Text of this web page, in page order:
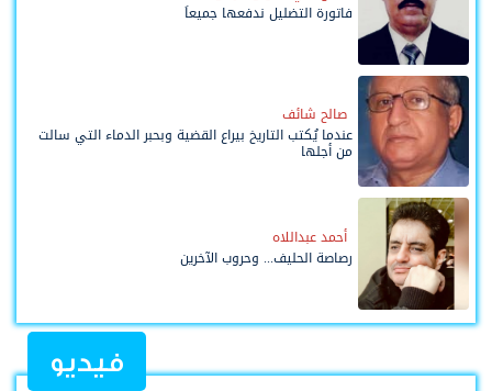
فاتورة التضليل ندفعها جميعاً
صالح شائف
عندما يُكتب التاريخ بيراع القضية وبحبر الدماء التي سالت
من أجلها
أحمد عبداللاه
رصاصة الحليف... وحروب الآخرين
فيديو